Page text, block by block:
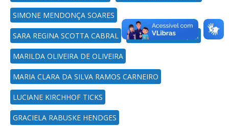
SIMONE MENDONÇA SOARES
SARA REGINA SCOTTA CABRAL RAQUEL BEVILAQUA
MARILDA OLIVEIRA DE OLIVEIRA
MARIA CLARA DA SILVA RAMOS CARNEIRO
LUCIANE KIRCHHOF TICKS
GRACIELA RABUSKE HENDGES